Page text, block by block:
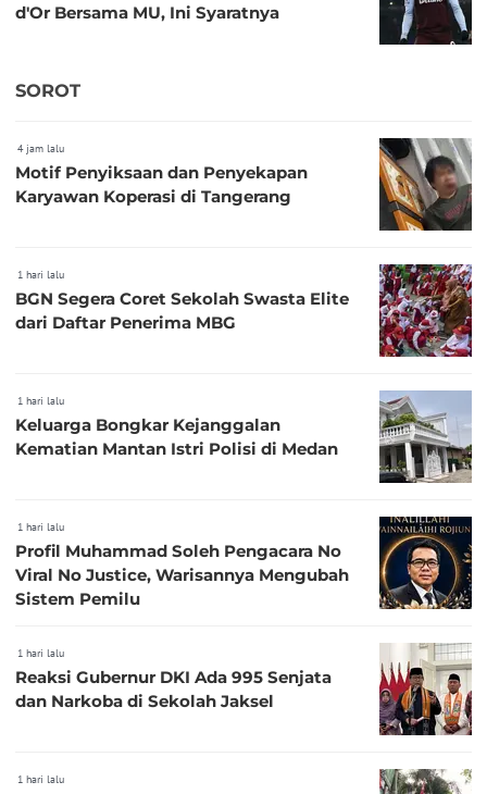
d'Or Bersama MU, Ini Syaratnya
SOROT
4 jam lalu
Motif Penyiksaan dan Penyekapan
Karyawan Koperasi di Tangerang
1 hari lalu
BGN Segera Coret Sekolah Swasta Elite
dari Daftar Penerima MBG
1 hari lalu
Keluarga Bongkar Kejanggalan
Kematian Mantan Istri Polisi di Medan
1 hari lalu
Profil Muhammad Soleh Pengacara No
Viral No Justice, Warisannya Mengubah
Sistem Pemilu
1 hari lalu
Reaksi Gubernur DKI Ada 995 Senjata
dan Narkoba di Sekolah Jaksel
1 hari lalu